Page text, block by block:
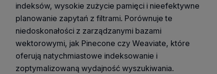
indeksów, wysokie zużycie pamięci i nieefektywne
planowanie zapytań z filtrami. Porównuje te
niedoskonałości z zarządzanymi bazami
wektorowymi, jak Pinecone czy Weaviate, które
oferują natychmiastowe indeksowanie i
zoptymalizowaną wydajność wyszukiwania.